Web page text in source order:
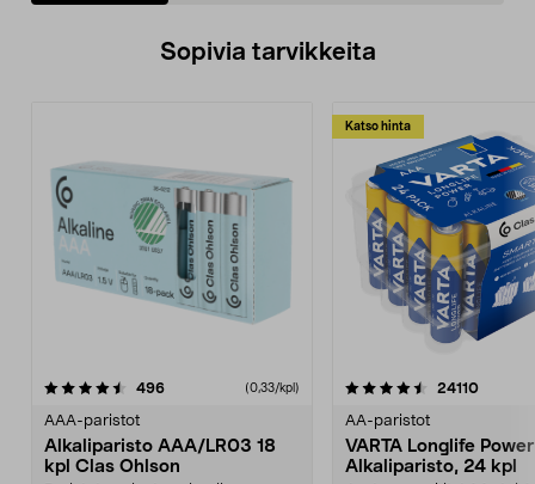
Sopivia tarvikkeita
496arvostelut (0,33/kpl)
AAA-paristot
Alkaliparisto AAA/LR03 18
kpl Clas Ohlson
Katso hinta
4.5viidestä
24110
AA-paristot
VARTA Longlife Power
Alkaliparisto, 24 kpl
4.5viidestä